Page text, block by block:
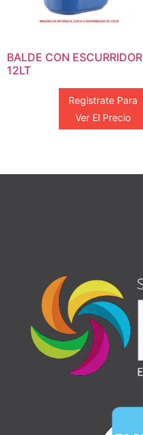
BALDE CON ESCURRIDOR
12LT
Registrate Para
Ver El Precio